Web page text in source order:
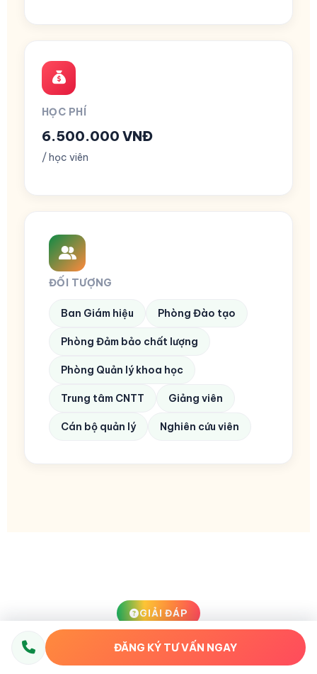
HỌC PHÍ
6.500.000 VNĐ
/ học viên
ĐỐI TƯỢNG
Ban Giám hiệu Phòng Đào tạo
Phòng Đảm bảo chất lượng
Phòng Quản lý khoa học
Trung tâm CNTT Giảng viên
Cán bộ quản lý Nghiên cứu viên
GIẢI ĐÁP
Câu hỏi thường gặp
ĐĂNG KÝ TƯ VẤN NGAY